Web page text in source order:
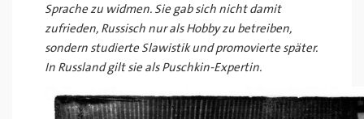
Sprache zu widmen. Sie gab sich nicht damit
zufrieden, Russisch nur als Hobby zu betreiben,
sondern studierte Slawistik und promovierte später.
In Russland gilt sie als Puschkin-Expertin.